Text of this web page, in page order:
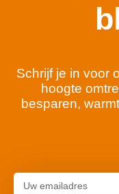
Schrijf je in voor
hoogte
besparen,